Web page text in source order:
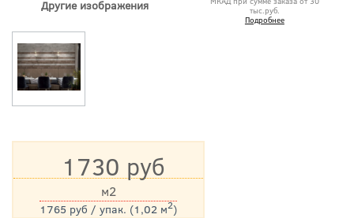
Другие изображения
тыс.руб.
Подробнее
1730 руб
1765 руб / упак. (1,02 м2)
м2
*Цена указана с учетом НДС